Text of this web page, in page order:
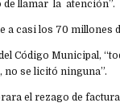
llamar la atención”.
a casi los 70 millones
Código Municipal,
no se licitó ninguna”.
el rezago de